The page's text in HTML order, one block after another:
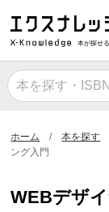
本が探せ
ホーム 本を探す
ング入門
WEBデザ